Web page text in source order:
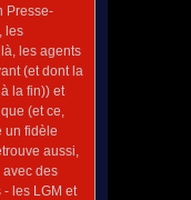
Presse-
les
les agents
(et dont la
la fin)) et
(et ce,
un fidèle
aussi,
avec des
les LGM et